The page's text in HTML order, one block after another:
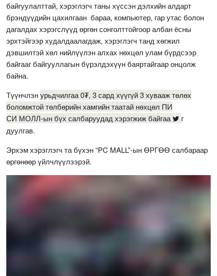
байгуулалттай, хэрэглэгч таны хүссэн дэлхийн алдарт
брэндүүдийн цахилгаан бараа, компьютер, гар утас болон
дагалдах хэрэгслүүд өргөн сонголттойгоор албан ёсны
эрхтэйгээр худалдаалагдаж, хэрэглэгч танд хөгжил
дэвшилтэй хөл нийлүүлэн алхах нөхцөл улам бүрдсээр
байгааг байгууллагын бүрэлдэхүүн баяртайгаар онцолж
байна.
Түүнчлэнурьдчилгаа 0₮, 3 сард хүүгүй 3 хувааж төлөх
боломжтой төлбөрийн хамгийн таатай нөхцөл ПИ
СИ МОЛЛ-ын бүх салбаруудад хэрэгжиж байгаа
г
дуулгав.
Эрхэм хэрэглэгч та бүхэн “PC MALL”-ын ӨРГӨӨ салбараар
өргөнөөр үйлчлүүлээрэй.